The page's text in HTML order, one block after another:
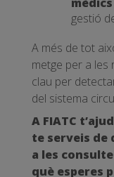
gestió
A més de tot
metge per a les
clau per
del sistema
A FIATC
te serveis de
a les
què esperes